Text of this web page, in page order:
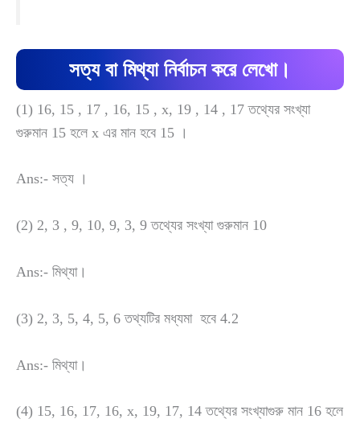
সত্য বা মিথ্যা নির্বাচন করে লেখো।
(1) 16, 15 , 17 , 16, 15 , x, 19 , 14 , 17 তথ্যের সংখ্যা
গুরুমান 15 হলে x এর মান হবে 15 ।
Ans:- সত্য ।
(2) 2, 3 , 9, 10, 9, 3, 9 তথ্যের সংখ্যা গুরুমান 10
Ans:- মিথ্যা।
(3) 2, 3, 5, 4, 5, 6 তথ্যটির মধ্যমা হবে 4.2
Ans:- মিথ্যা।
(4) 15, 16, 17, 16, x, 19, 17, 14 তথ্যের সংখ্যাগুরু মান 16 হলে